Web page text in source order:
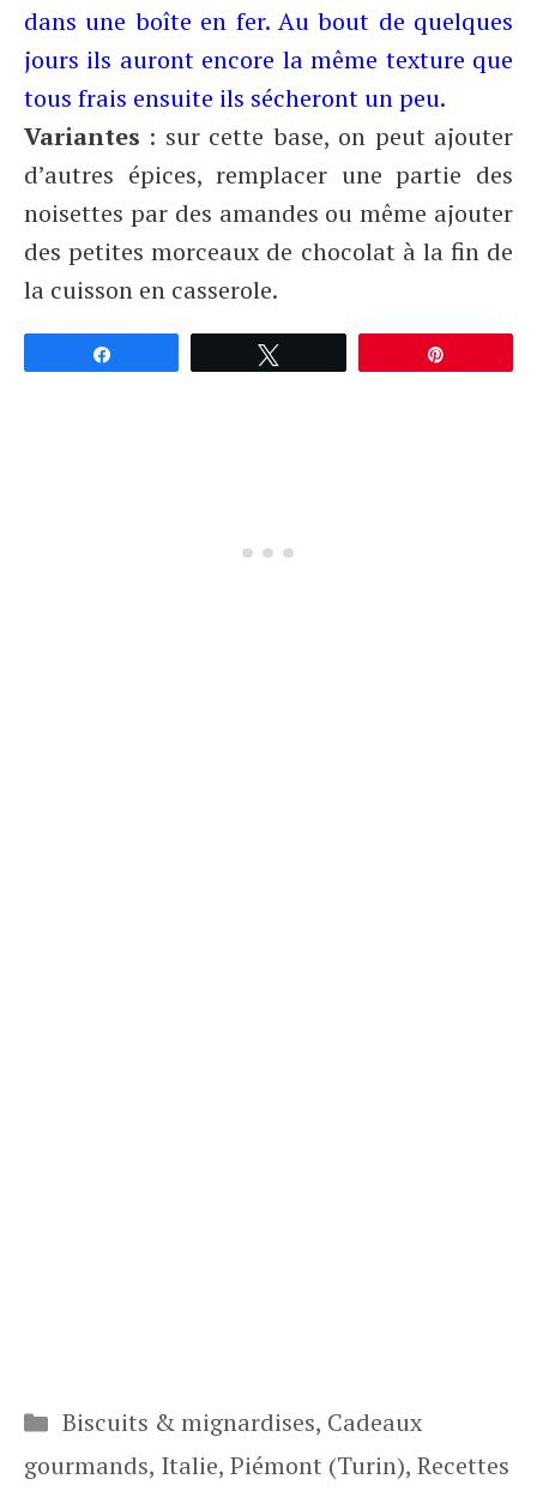
dans une boîte en fer. Au bout de quelques
jours ils auront encore la même texture que
tous frais ensuite ils sécheront un peu.
Variantes : sur cette base, on peut ajouter
d’autres épices, remplacer une partie des
noisettes par des amandes ou même ajouter
des petites morceaux de chocolat à la fin de
la cuisson en casserole.
Catégories
Biscuits & mignardises, Cadeaux
gourmands, Italie, Piémont (Turin), Recettes